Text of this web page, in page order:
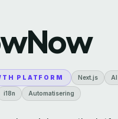
PLATFORM Next.js
i18n Automatisering